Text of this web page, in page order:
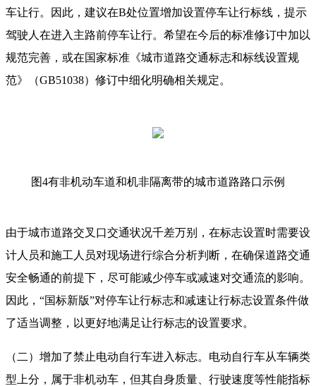
车让行。因此，建议在B处位置增加设置停车让行标线，提示
驾驶人在进入主路前停车让行。希望在今后的标准修订中加以
规范完善，或在国家标准《城市道路交通标志和标线设置规
范》（GB51038）修订中细化明确相关规定。
图4有非机动车道和机非隔离带的城市道路路口示例
由于城市道路交叉口交通状况千差万别，在标志设置时需要设
计人员和施工人员对现场进行综合分析判断，在确保道路交通
安全畅通的前提下，尽可能减少停车或减速对交通流的影响。
因此，“国标新版”对停车让行标志和减速让行标志设置条件做
了适当调整，以更好地满足让行标志的设置要求。
（二） 增加了禁止电动自行车进入标志。电动自行车从车辆类
型上分，属于非机动车，但其自身质量、行驶速度等性能指标